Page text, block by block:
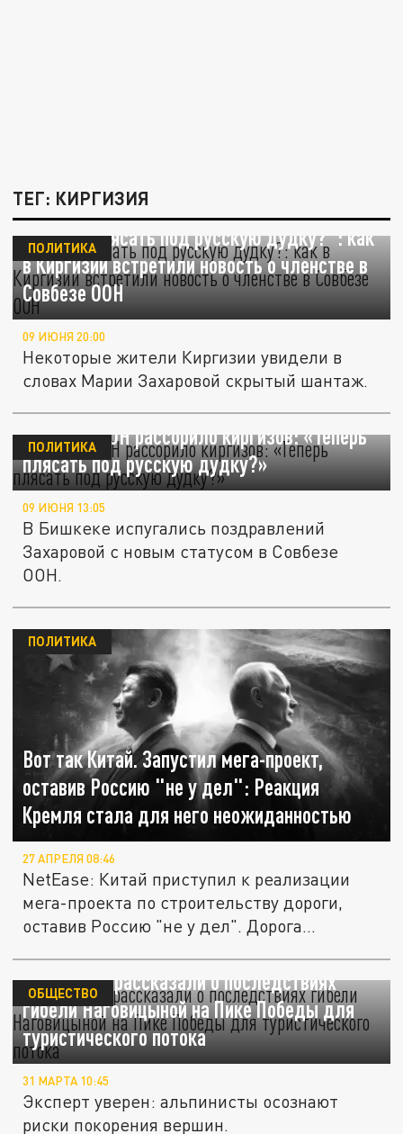
ТЕГ: КИРГИЗИЯ
"Теперь плясать под русскую дудку?": как
в Киргизии встретили новость о членстве в
Совбезе ООН
ПОЛИТИКА
09 ИЮНЯ 20:00
Некоторые жители Киргизии увидели в
словах Марии Захаровой скрытый шантаж.
Кресло в ООН рассорило киргизов: «Теперь
плясать под русскую дудку?»
ПОЛИТИКА
09 ИЮНЯ 13:05
В Бишкеке испугались поздравлений
Захаровой с новым статусом в Совбезе
ООН.
Вот так Китай. Запустил мега-проект,
оставив Россию "не у дел": Реакция
Кремля стала для него неожиданностью
ПОЛИТИКА
27 АПРЕЛЯ 08:46
NetEase: Китай приступил к реализации
мега-проекта по строительству дороги,
оставив Россию "не у дел". Дорога...
В Киргизии рассказали о последствиях
гибели Наговицыной на Пике Победы для
туристического потока
ОБЩЕСТВО
31 МАРТА 10:45
Эксперт уверен: альпинисты осознают
риски покорения вершин.